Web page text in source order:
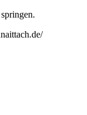
springen.